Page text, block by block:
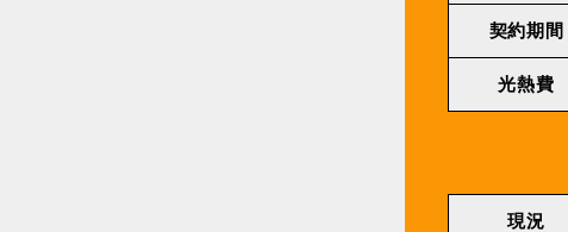
契約期間
光熱費
現況